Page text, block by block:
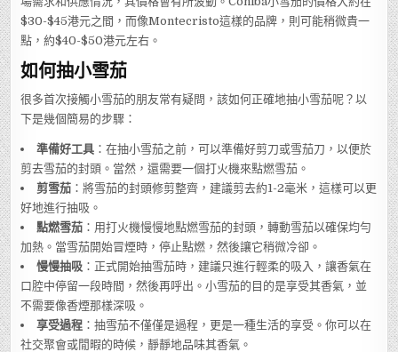
$30-$45港元之間，而像Montecristo這樣的品牌，則可能稍微貴一
點，約$40-$50港元左右。
如何抽小雪茄
很多首次接觸小雪茄的朋友常有疑問，該如何正確地抽小雪茄呢？以
下是幾個簡易的步驟：
準備好工具 ：在抽小雪茄之前，可以準備好剪刀或雪茄刀，以便於
剪去雪茄的封頭。當然，還需要一個打火機來點燃雪茄。
剪雪茄 ：將雪茄的封頭修剪整齊，建議剪去約1-2毫米，這樣可以更
好地進行抽吸。
點燃雪茄 ：用打火機慢慢地點燃雪茄的封頭，轉動雪茄以確保均勻
加熱。當雪茄開始冒煙時，停止點燃，然後讓它稍微冷卻。
慢慢抽吸 ：正式開始抽雪茄時，建議只進行輕柔的吸入，讓香氣在
口腔中停留一段時間，然後再呼出。小雪茄的目的是享受其香氣，並
不需要像香煙那樣深吸。
享受過程 ：抽雪茄不僅僅是過程，更是一種生活的享受。你可以在
社交聚會或閒暇的時候，靜靜地品味其香氣。